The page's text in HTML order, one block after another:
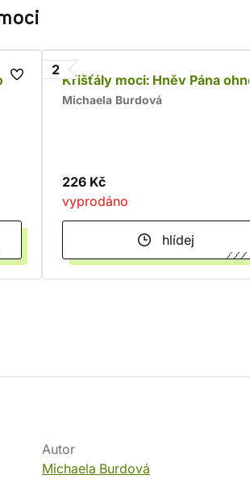
2
Křišťály moci: Hněv Pána ohně
Michaela Burdová
226 Kč
vyprodáno
hlídej
Autor
Michaela Burdová